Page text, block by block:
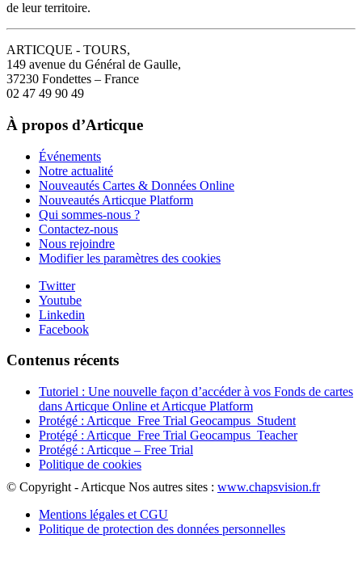
de leur territoire.
ARTICQUE - TOURS,
149 avenue du Général de Gaulle,
37230 Fondettes – France
02 47 49 90 49
À propos d’Articque
Événements
Notre actualité
Nouveautés Cartes & Données Online
Nouveautés Articque Platform
Qui sommes-nous ?
Contactez-nous
Nous rejoindre
Modifier les paramètres des cookies
Twitter
Youtube
Linkedin
Facebook
Contenus récents
Tutoriel : Une nouvelle façon d’accéder à vos Fonds de cartes
dans Articque Online et Articque Platform
Protégé : Articque_Free Trial Geocampus_Student
Protégé : Articque_Free Trial Geocampus_Teacher
Protégé : Articque – Free Trial
Politique de cookies
© Copyright - Articque Nos autres sites : www.chapsvision.fr
Mentions légales et CGU
Politique de protection des données personnelles